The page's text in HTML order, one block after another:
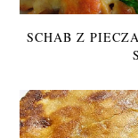
SCHAB Z